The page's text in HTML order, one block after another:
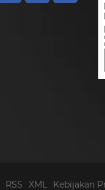
RSS XML Kebijakan